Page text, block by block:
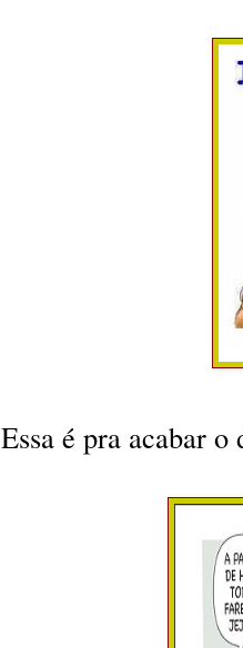
Essa é pra acabar